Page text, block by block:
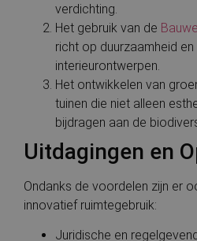
verdichting.
Het gebruik van de
richt op duurzaamheid
interieurontwerpen.
Het ontwikkelen van
tuinen die niet alleen
bijdragen aan de
Uitdagingen en
Ondanks de voordelen zijn er
innovatief ruimtegebruik:
Juridische en